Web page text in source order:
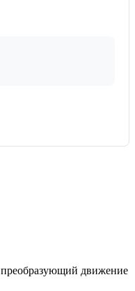
преобразующий движение